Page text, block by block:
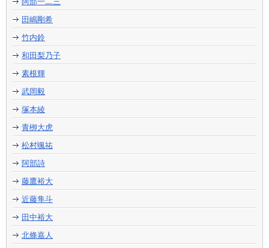
田嶋剛希
竹内鈴
和田梨乃子
素根輝
武岡毅
塚本綾
青栁大虎
松村颯祐
阿部詩
藤鷹裕大
近藤隼斗
田中裕大
北條嘉人